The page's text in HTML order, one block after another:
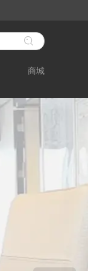
商城